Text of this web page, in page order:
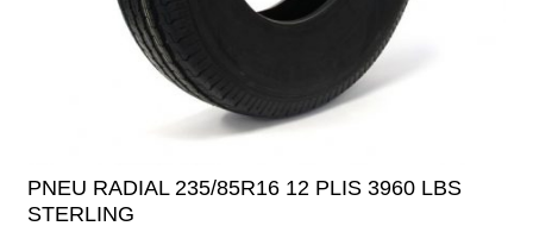
PNEU RADIAL 235/85R16 12 PLIS 3960 LBS
STERLING